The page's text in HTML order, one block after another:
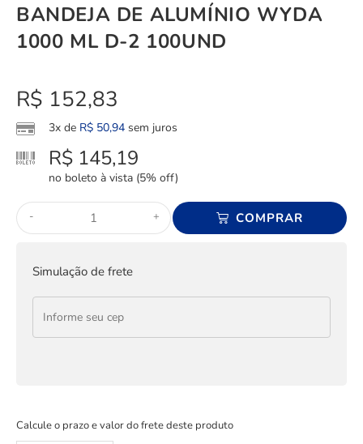
BANDEJA DE ALUMÍNIO WYDA
1000 ML D-2 100UND
R$ 152,83
3x de R$ 50,94 sem juros
R$ 145,19
no boleto à vista (5% off)
- + COMPRAR
Simulação de frete
Calcule o prazo e valor do frete deste produto